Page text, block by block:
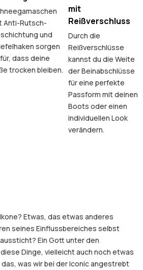
Anti-Rutsch-
und
sorgen
dass deine
trocken bleiben.
mit
Reißverschluss
Durch die
Reißverschlüsse
kannst du die Weite
der Beinabschlüsse
für eine perfekte
Passform mit deinen
Boots oder einen
individuellen Look
verändern.
Etwas, das etwas anderes
seines Einflussbereiches selbst
Ein Gott unter den
Dinge, vielleicht auch noch etwas
das, was wir bei der Iconic angestrebt